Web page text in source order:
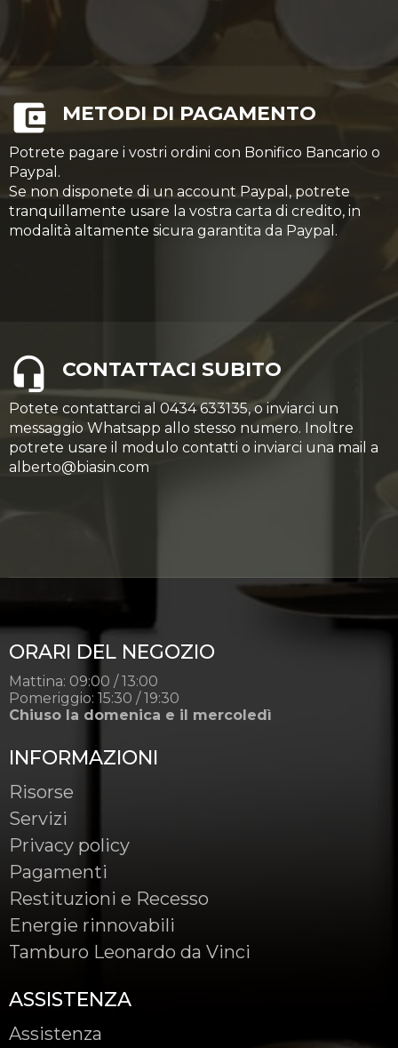
METODI DI PAGAMENTO
Potrete pagare i vostri ordini con Bonifico Bancario o
Paypal.
Se non disponete di un account Paypal, potrete
tranquillamente usare la vostra carta di credito, in
modalità altamente sicura garantita da Paypal.
CONTATTACI SUBITO
Potete contattarci al 0434 633135, o inviarci un
messaggio Whatsapp allo stesso numero. Inoltre
potrete usare il modulo contatti o inviarci una mail a
alberto@biasin.com
ORARI DEL NEGOZIO
Mattina: 09:00 / 13:00
Pomeriggio: 15:30 / 19:30
Chiuso la domenica e il mercoledì
INFORMAZIONI
Risorse
Servizi
Privacy policy
Pagamenti
Restituzioni e Recesso
Energie rinnovabili
Tamburo Leonardo da Vinci
ASSISTENZA
Assistenza